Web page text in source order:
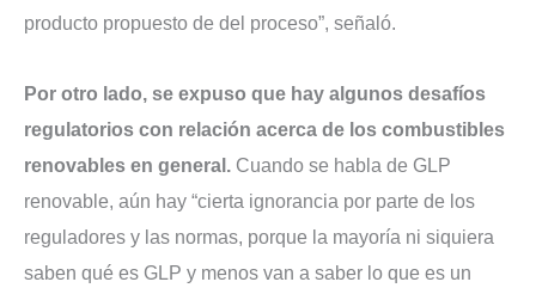
producto propuesto de del proceso”, señaló.
Por otro lado, se expuso que hay algunos desafíos
regulatorios con relación acerca de los combustibles
renovables en general. Cuando se habla de GLP
renovable, aún hay “cierta ignorancia por parte de los
reguladores y las normas, porque la mayoría ni siquiera
saben qué es GLP y menos van a saber lo que es un